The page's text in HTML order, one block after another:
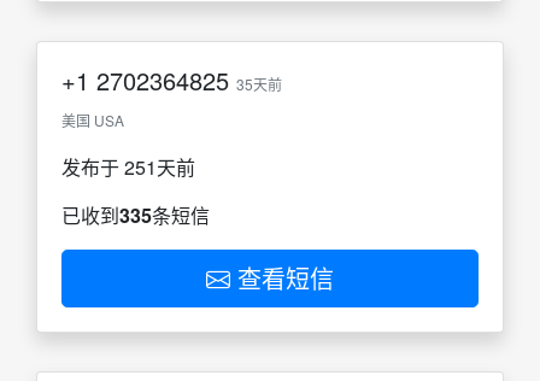
+1 2702364825 35天前
美国 USA
发布于 251天前
已收到335条短信
查看短信